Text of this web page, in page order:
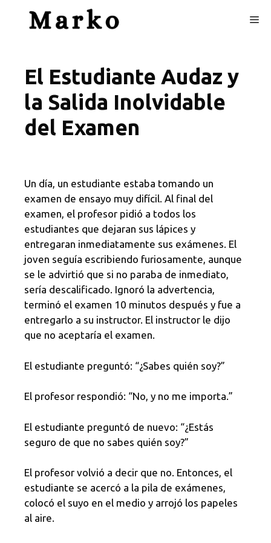
El Estudiante Audaz y
la Salida Inolvidable
del Examen
Un día, un estudiante estaba tomando un
examen de ensayo muy difícil. Al final del
examen, el profesor pidió a todos los
estudiantes que dejaran sus lápices y
entregaran inmediatamente sus exámenes. El
joven seguía escribiendo furiosamente, aunque
se le advirtió que si no paraba de inmediato,
sería descalificado. Ignoró la advertencia,
terminó el examen 10 minutos después y fue a
entregarlo a su instructor. El instructor le dijo
que no aceptaría el examen.
El estudiante preguntó: “¿Sabes quién soy?”
El profesor respondió: “No, y no me importa.”
El estudiante preguntó de nuevo: “¿Estás
seguro de que no sabes quién soy?”
El profesor volvió a decir que no. Entonces, el
estudiante se acercó a la pila de exámenes,
colocó el suyo en el medio y arrojó los papeles
al aire.